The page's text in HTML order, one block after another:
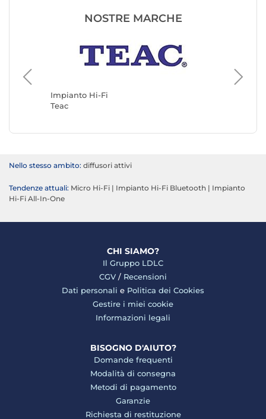
NOSTRE MARCHE
Impianto Hi-Fi
Teac
Nello stesso ambito: diffusori attivi
Tendenze attuali: Micro Hi-Fi | Impianto Hi-Fi Bluetooth | Impianto
Hi-Fi All-In-One
CHI SIAMO?
Il Gruppo LDLC
CGV / Recensioni
Dati personali e Politica dei Cookies
Gestire i miei cookie
Informazioni legali
BISOGNO D'AIUTO?
Domande frequenti
Modalità di consegna
Metodi di pagamento
Garanzie
Richiesta di restituzione